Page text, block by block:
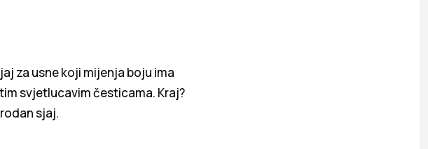
za usne koji mijenja boju ima
svjetlucavim česticama. Kraj?
sjaj.